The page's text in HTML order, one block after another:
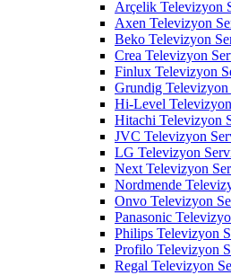
Arçelik Televizyon
Axen Televizyon
Beko Televizyon
Crea Televizyon
Finlux Televizyon
Grundig Televizyon
Hi-Level
Hitachi Televizyon
JVC Televizyon
LG Televizyon
Next Televizyon
Nordmende
Onvo Televizyon
Panasonic
Philips Televizyon
Profilo Televizyon
Regal Televizyon